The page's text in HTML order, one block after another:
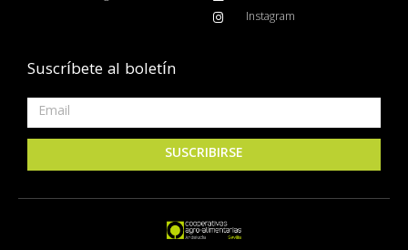
Instagram
Suscríbete al boletín
SUSCRIBIRSE